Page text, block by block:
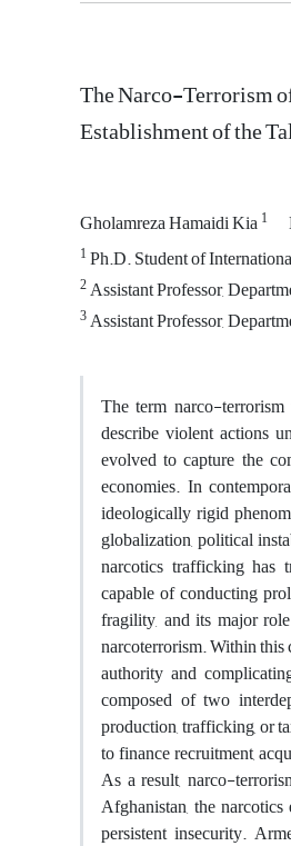
The Narco-Terrorism
Establishment of the
Gholamreza Hamaidi Kia1
1Ph.D. Student of
2Assistant Professor,
3Assistant Professor,
The term narco-
describe violent actions
evolved to capture the
economies. In
ideologically rigid
globalization, political
narcotics trafficking has
capable of conducting
fragility, and its major
narcoterrorism. Within this
authority and
composed of two
production, trafficking, or
to finance recruitment,
As a result, narco-
Afghanistan, the
persistent insecurity.